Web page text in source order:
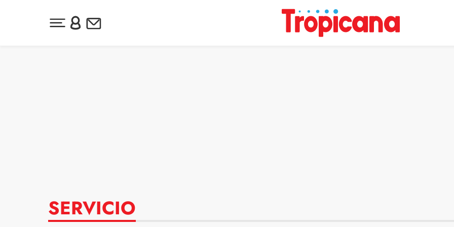
Desplegar menú principal
Inicia sesión o regístrate
Newsletter
SERVICIO